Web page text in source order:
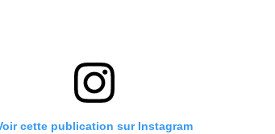
cette publication sur Instagram